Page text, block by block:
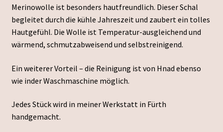
Merinowolle ist besonders hautfreundlich. Dieser Schal
begleitet durch die kühle Jahreszeit und zaubert ein tolles
Hautgefühl. Die Wolle ist Temperatur-ausgleichend und
wärmend, schmutzabweisend und selbstreinigend.
Ein weiterer Vorteil – die Reinigung ist von Hnad ebenso
wie inder Waschmaschine möglich.
Jedes Stück wird in meiner Werkstatt in Fürth
handgemacht.